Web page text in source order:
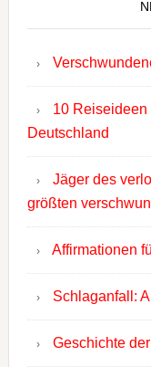
10
Deutschland
Jäger des
größten
Affirmationen
Schlaganfall:
Geschichte